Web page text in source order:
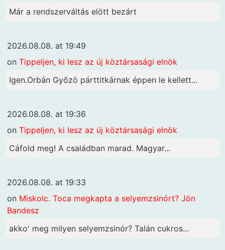
Már a rendszerváltás elött bezárt
2026.08.08. at 19:49
on Tippeljen, ki lesz az új köztársasági elnök
Igen.Orbán Győzö párttitkárnak éppen le kellett...
2026.08.08. at 19:36
on Tippeljen, ki lesz az új köztársasági elnök
Cáfold meg! A családban marad. Magyar...
2026.08.08. at 19:33
on Miskolc. Toca megkapta a selyemzsinórt? Jön
Bandesz
akko' meg milyen selyemzsinór? Talán cukros...